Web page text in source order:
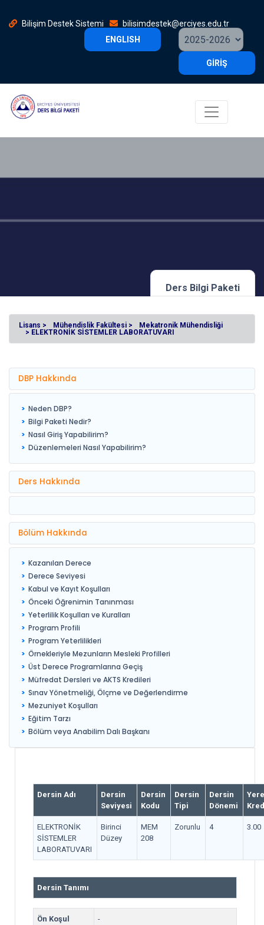
Bilişim Destek Sistemi
bilisimdestek@erciyes.edu.tr
ENGLISH
GİRİŞ
Ders Bilgi Paketi
Lisans > Mühendislik Fakültesi >
Mekatronik Mühendisliği
> ELEKTRONİK SİSTEMLER LABORATUVARI
DBP Hakkında
Neden DBP?
Bilgi Paketi Nedir?
Nasıl Giriş Yapabilirim?
Düzenlemeleri Nasıl Yapabilirim?
Ders Hakkında
Bölüm Hakkında
Kazanılan Derece
Derece Seviyesi
Kabul ve Kayıt Koşulları
Önceki Öğrenimin Tanınması
Yeterlilik Koşulları ve Kuralları
Program Profili
Program Yeterlilikleri
Örnekleriyle Mezunların Mesleki Profilleri
Üst Derece Programlarına Geçiş
Müfredat Dersleri ve AKTS Kredileri
Sınav Yönetmeliği, Ölçme ve Değerlendirme
Mezuniyet Koşulları
Eğitim Tarzı
Bölüm veya Anabilim Dalı Başkanı
Dersin Adı
Dersin
Seviyesi
Dersin
Kodu
Dersin
Tipi
Dersin
Dönemi
ELEKTRONİK
SİSTEMLER
LABORATUVARI
Birinci
Düzey
MEM
208
Zorunlu 4 3.00
Dersin Tanımı
Ön Koşul
-